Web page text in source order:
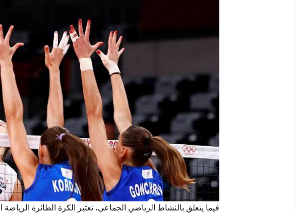
فيما يتعلق بالنشاط الرياضي الجماعي، تعتبر الكرة الطائرة الرياضة